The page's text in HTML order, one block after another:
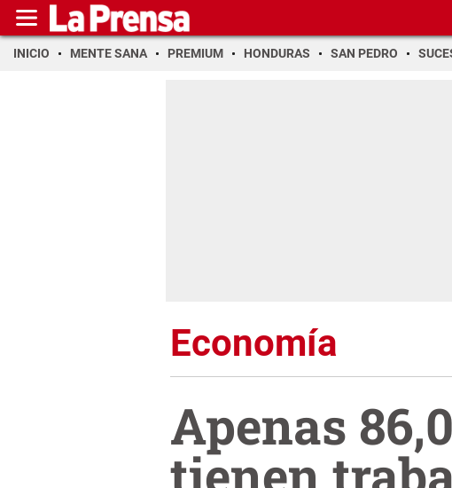
INICIO MENTE SANA PREMIUM HONDURAS SAN PEDRO
Economía
Apenas
tienen